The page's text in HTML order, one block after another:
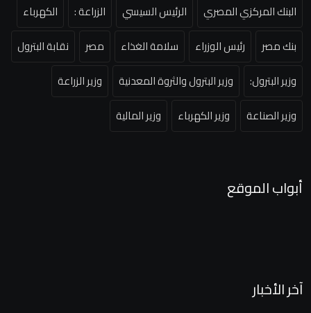
البنك المركزي المصري الرئيس السيسي الزراعة :
الكهرباء
بنك مصر
رئيس الوزراء سلامة الغذاء مصر
نقابة البترول
وزير البترول:
وزير البترول والثروة المعدنية
وزير الزراعة
وزير الصناعة
وزير الكهرباء وزير المالية
أبواب الموقع
آخر الأخبار